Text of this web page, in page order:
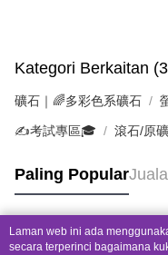
Kategori Berkaitan
礦石｜🌈多彩色系礦石
✍️考試專區🎓 滾石/原礦
Paling Popular
Tag Popular
Laman web ini ada
secara terperinci bagaimana